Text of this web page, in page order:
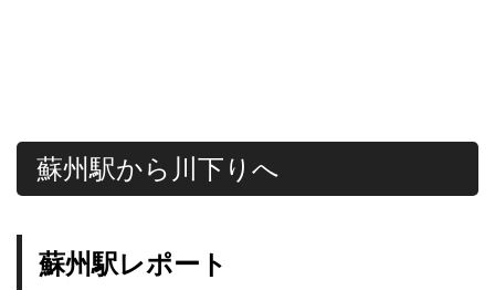
蘇州駅から川下りへ
蘇州駅レポート